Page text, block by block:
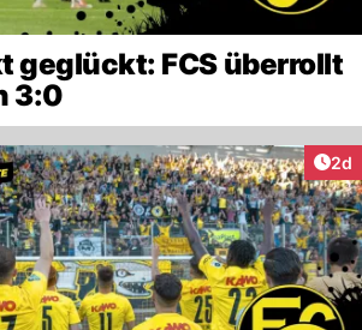
geglückt: FCS überrollt
3:0
2d